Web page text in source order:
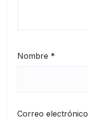
Nombre *
Correo electrónico